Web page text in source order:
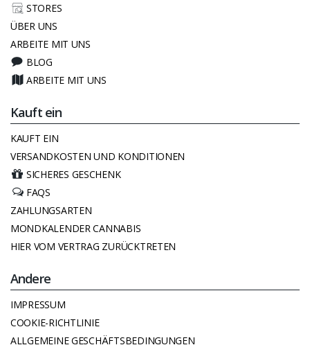
STORES
ÜBER UNS
ARBEITE MIT UNS
BLOG
ARBEITE MIT UNS
Kauft ein
KAUFT EIN
VERSANDKOSTEN UND KONDITIONEN
SICHERES GESCHENK
FAQS
ZAHLUNGSARTEN
MONDKALENDER CANNABIS
HIER VOM VERTRAG ZURÜCKTRETEN
Andere
IMPRESSUM
COOKIE-RICHTLINIE
ALLGEMEINE GESCHÄFTSBEDINGUNGEN